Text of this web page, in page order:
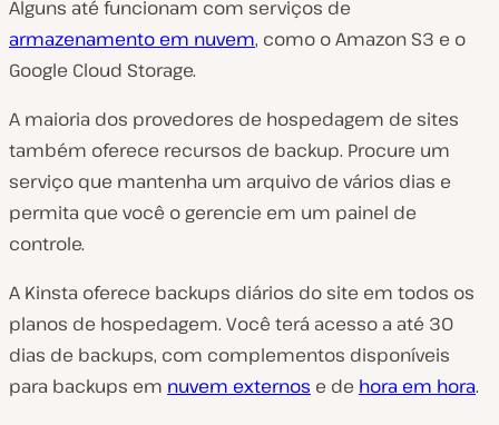
Alguns até funcionam com serviços de
armazenamento em nuvem, como o Amazon S3 e o
Google Cloud Storage.
A maioria dos provedores de hospedagem de sites
também oferece recursos de backup. Procure um
serviço que mantenha um arquivo de vários dias e
permita que você o gerencie em um painel de
controle.
A Kinsta oferece backups diários do site em todos os
planos de hospedagem. Você terá acesso a até 30
dias de backups, com complementos disponíveis
para backups em nuvem externos e de hora em hora.